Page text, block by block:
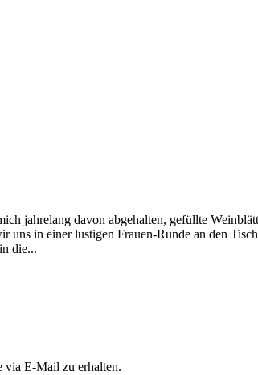
jahrelang davon abgehalten, gefüllte
in einer lustigen Frauen-Runde an den
die...
via E-Mail zu erhalten.